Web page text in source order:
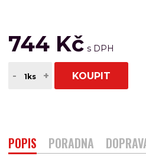
744 Kč
- + KOUPIT
POPIS PORADNA